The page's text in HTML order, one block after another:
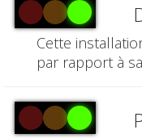
Cette
par rapport à